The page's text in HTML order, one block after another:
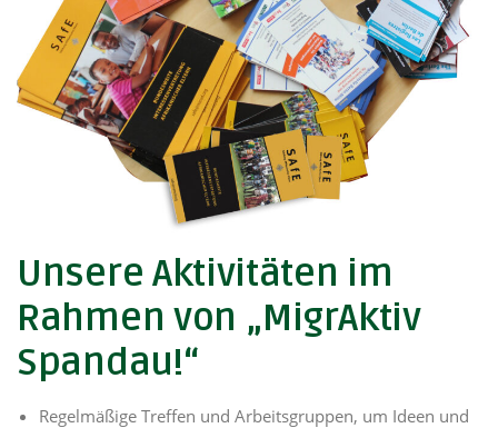
Unsere Aktivitäten im
Rahmen von „MigrAktiv
Spandau!“
Regelmäßige Treffen und Arbeitsgruppen, um Ideen und